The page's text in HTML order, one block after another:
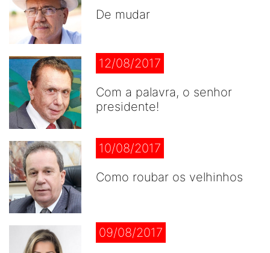
De mudar
12/08/2017
Com a palavra, o senhor
presidente!
10/08/2017
Como roubar os velhinhos
09/08/2017